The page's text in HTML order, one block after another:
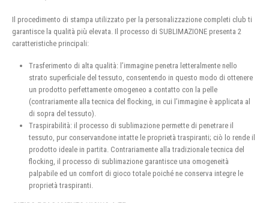
Il procedimento di stampa utilizzato per la personalizzazione completi club ti
garantisce la qualità più elevata. Il processo di SUBLIMAZIONE presenta 2
caratteristiche principali:
Trasferimento di alta qualità: l’immagine penetra letteralmente nello
strato superficiale del tessuto, consentendo in questo modo di ottenere
un prodotto perfettamente omogeneo a contatto con la pelle
(contrariamente alla tecnica del flocking, in cui l’immagine è applicata al
di sopra del tessuto).
Traspirabilità: il processo di sublimazione permette di penetrare il
tessuto, pur conservandone intatte le proprietà traspiranti; ciò lo rende il
prodotto ideale in partita. Contrariamente alla tradizionale tecnica del
flocking, il processo di sublimazione garantisce una omogeneità
palpabile ed un comfort di gioco totale poiché ne conserva integre le
proprietà traspiranti.